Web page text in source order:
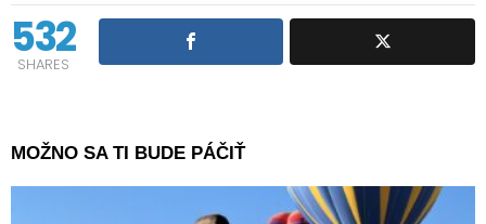
532
SHARES
MOŽNO SA TI BUDE PÁČIŤ